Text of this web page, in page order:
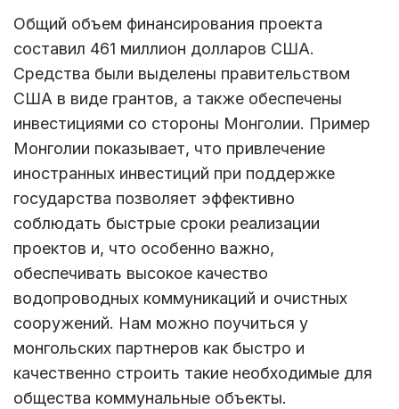
Общий объем финансирования проекта
составил 461 миллион долларов США.
Средства были выделены правительством
США в виде грантов, а также обеспечены
инвестициями со стороны Монголии. Пример
Монголии показывает, что привлечение
иностранных инвестиций при поддержке
государства позволяет эффективно
соблюдать быстрые сроки реализации
проектов и, что особенно важно,
обеспечивать высокое качество
водопроводных коммуникаций и очистных
сооружений. Нам можно поучиться у
монгольских партнеров как быстро и
качественно строить такие необходимые для
общества коммунальные объекты.